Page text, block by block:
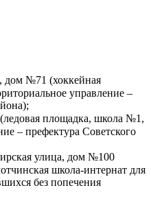
дом №71 (хоккейная
управление –
площадка, школа №1,
– префектура Советского
улица, дом №100
школа-интернат для
без попечения